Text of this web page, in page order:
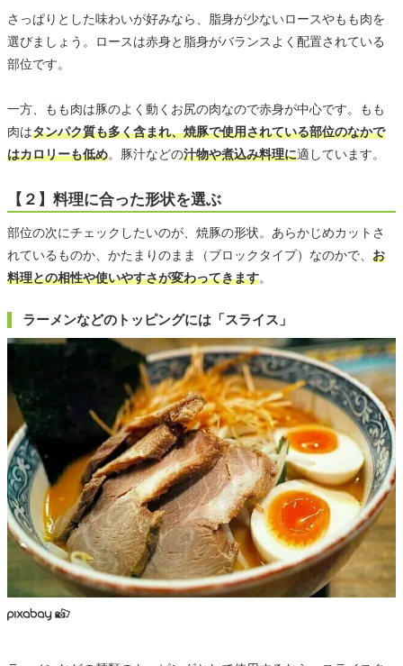
さっぱりとした味わいが好みなら、脂身が少ないロースやもも肉を
選びましょう。ロースは赤身と脂身がバランスよく配置されている
部位です。
一方、もも肉は豚のよく動くお尻の肉なので赤身が中心です。もも
肉はタンパク質も多く含まれ、焼豚で使用されている部位のなかで
はカロリーも低め。豚汁などの汁物や煮込み料理に適しています。
【２】料理に合った形状を選ぶ
部位の次にチェックしたいのが、焼豚の形状。あらかじめカットさ
れているものか、かたまりのまま（ブロックタイプ）なのかで、 お
料理との相性や使いやすさが変わってきます。
ラーメンなどのトッピングには「スライス」